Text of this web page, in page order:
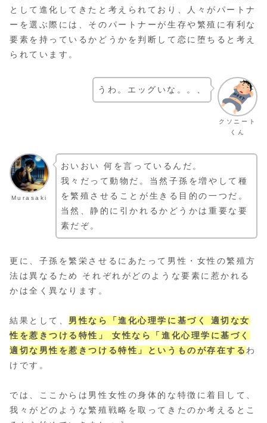
として進化してきたと考えられており、人々がパートナ
ーを選ぶ際には、そのパートナーが生存や繁殖に有利な
要素を持っているかどうかを判断して恋に堕ちると考え
られています。
クソニート
くん
うわ。エッグいな。。、
Murasaki
おいおい 何を言っているんだ。
我々だって動物だ。当然子孫を増やして種
を繁殖させることが生きる目的の一つだ。
当然、静的に引かれるかどうかは重要な要
素だぞ。
更に、子孫を繁栄させるにあたって男性・女性の繁殖方
法は異なるため それぞれがどのような要素に惹かれる
かは全く異なります。
結果として、 男性なら「進化心理学に基づく 適切な女
性を惹きつける特性」 女性なら「進化心理学に基づく
適切な男性を惹きつける特性」というものが存在する わ
けです。
では、ここからは男性女性の身体的な特徴に着目して、
我々がどのような繁殖戦略を取ってきたのか考えるとこ